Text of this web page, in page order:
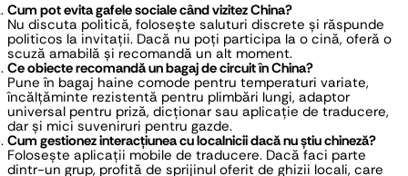
Cum pot evita gafele sociale când vizitez China?
Nu discuta politică, folosește saluturi discrete și răspunde
politicos la invitații. Dacă nu poți participa la o cină, oferă o
scuză amabilă și recomandă un alt moment.
Ce obiecte recomandă un bagaj de circuit în China?
Pune în bagaj haine comode pentru temperaturi variate,
încălțăminte rezistentă pentru plimbări lungi, adaptor
universal pentru priză, dicționar sau aplicație de traducere,
dar și mici suveniruri pentru gazde.
Cum gestionez interacțiunea cu localnicii dacă nu știu chineză?
Folosește aplicații mobile de traducere. Dacă faci parte
dintr-un grup, profită de sprijinul oferit de ghizii locali, care